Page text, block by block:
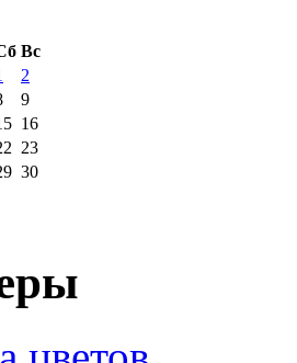
Вс
2
9
16
23
30